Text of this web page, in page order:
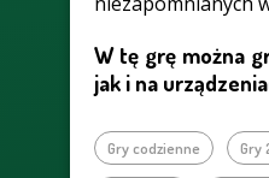
W tę grę można
jak i na
Gry codzienne Gry